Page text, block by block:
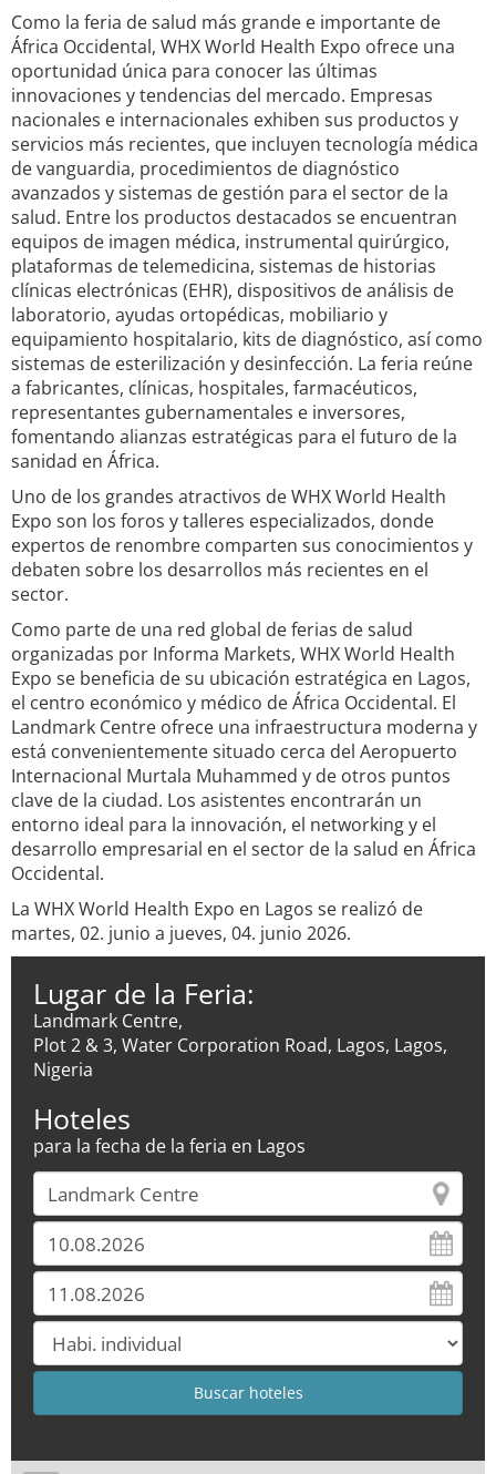
Como la feria de salud más grande e importante de
África Occidental, WHX World Health Expo ofrece una
oportunidad única para conocer las últimas
innovaciones y tendencias del mercado. Empresas
nacionales e internacionales exhiben sus productos y
servicios más recientes, que incluyen tecnología médica
de vanguardia, procedimientos de diagnóstico
avanzados y sistemas de gestión para el sector de la
salud. Entre los productos destacados se encuentran
equipos de imagen médica, instrumental quirúrgico,
plataformas de telemedicina, sistemas de historias
clínicas electrónicas (EHR), dispositivos de análisis de
laboratorio, ayudas ortopédicas, mobiliario y
equipamiento hospitalario, kits de diagnóstico, así como
sistemas de esterilización y desinfección. La feria reúne
a fabricantes, clínicas, hospitales, farmacéuticos,
representantes gubernamentales e inversores,
fomentando alianzas estratégicas para el futuro de la
sanidad en África.
Uno de los grandes atractivos de WHX World Health
Expo son los foros y talleres especializados, donde
expertos de renombre comparten sus conocimientos y
debaten sobre los desarrollos más recientes en el
sector.
Como parte de una red global de ferias de salud
organizadas por Informa Markets, WHX World Health
Expo se beneficia de su ubicación estratégica en Lagos,
el centro económico y médico de África Occidental. El
Landmark Centre ofrece una infraestructura moderna y
está convenientemente situado cerca del Aeropuerto
Internacional Murtala Muhammed y de otros puntos
clave de la ciudad. Los asistentes encontrarán un
entorno ideal para la innovación, el networking y el
desarrollo empresarial en el sector de la salud en África
Occidental.
La WHX World Health Expo en Lagos se realizó de
martes, 02. junio a jueves, 04. junio 2026.
Lugar de la Feria:
Landmark Centre,
Plot 2 & 3, Water Corporation Road, Lagos, Lagos,
Nigeria
Hoteles
para la fecha de la feria en Lagos